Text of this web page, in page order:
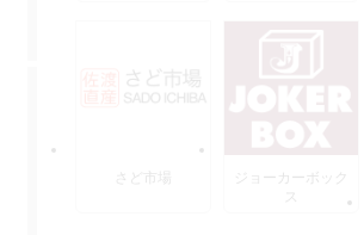
さど市場
ジョーカーボック
ス